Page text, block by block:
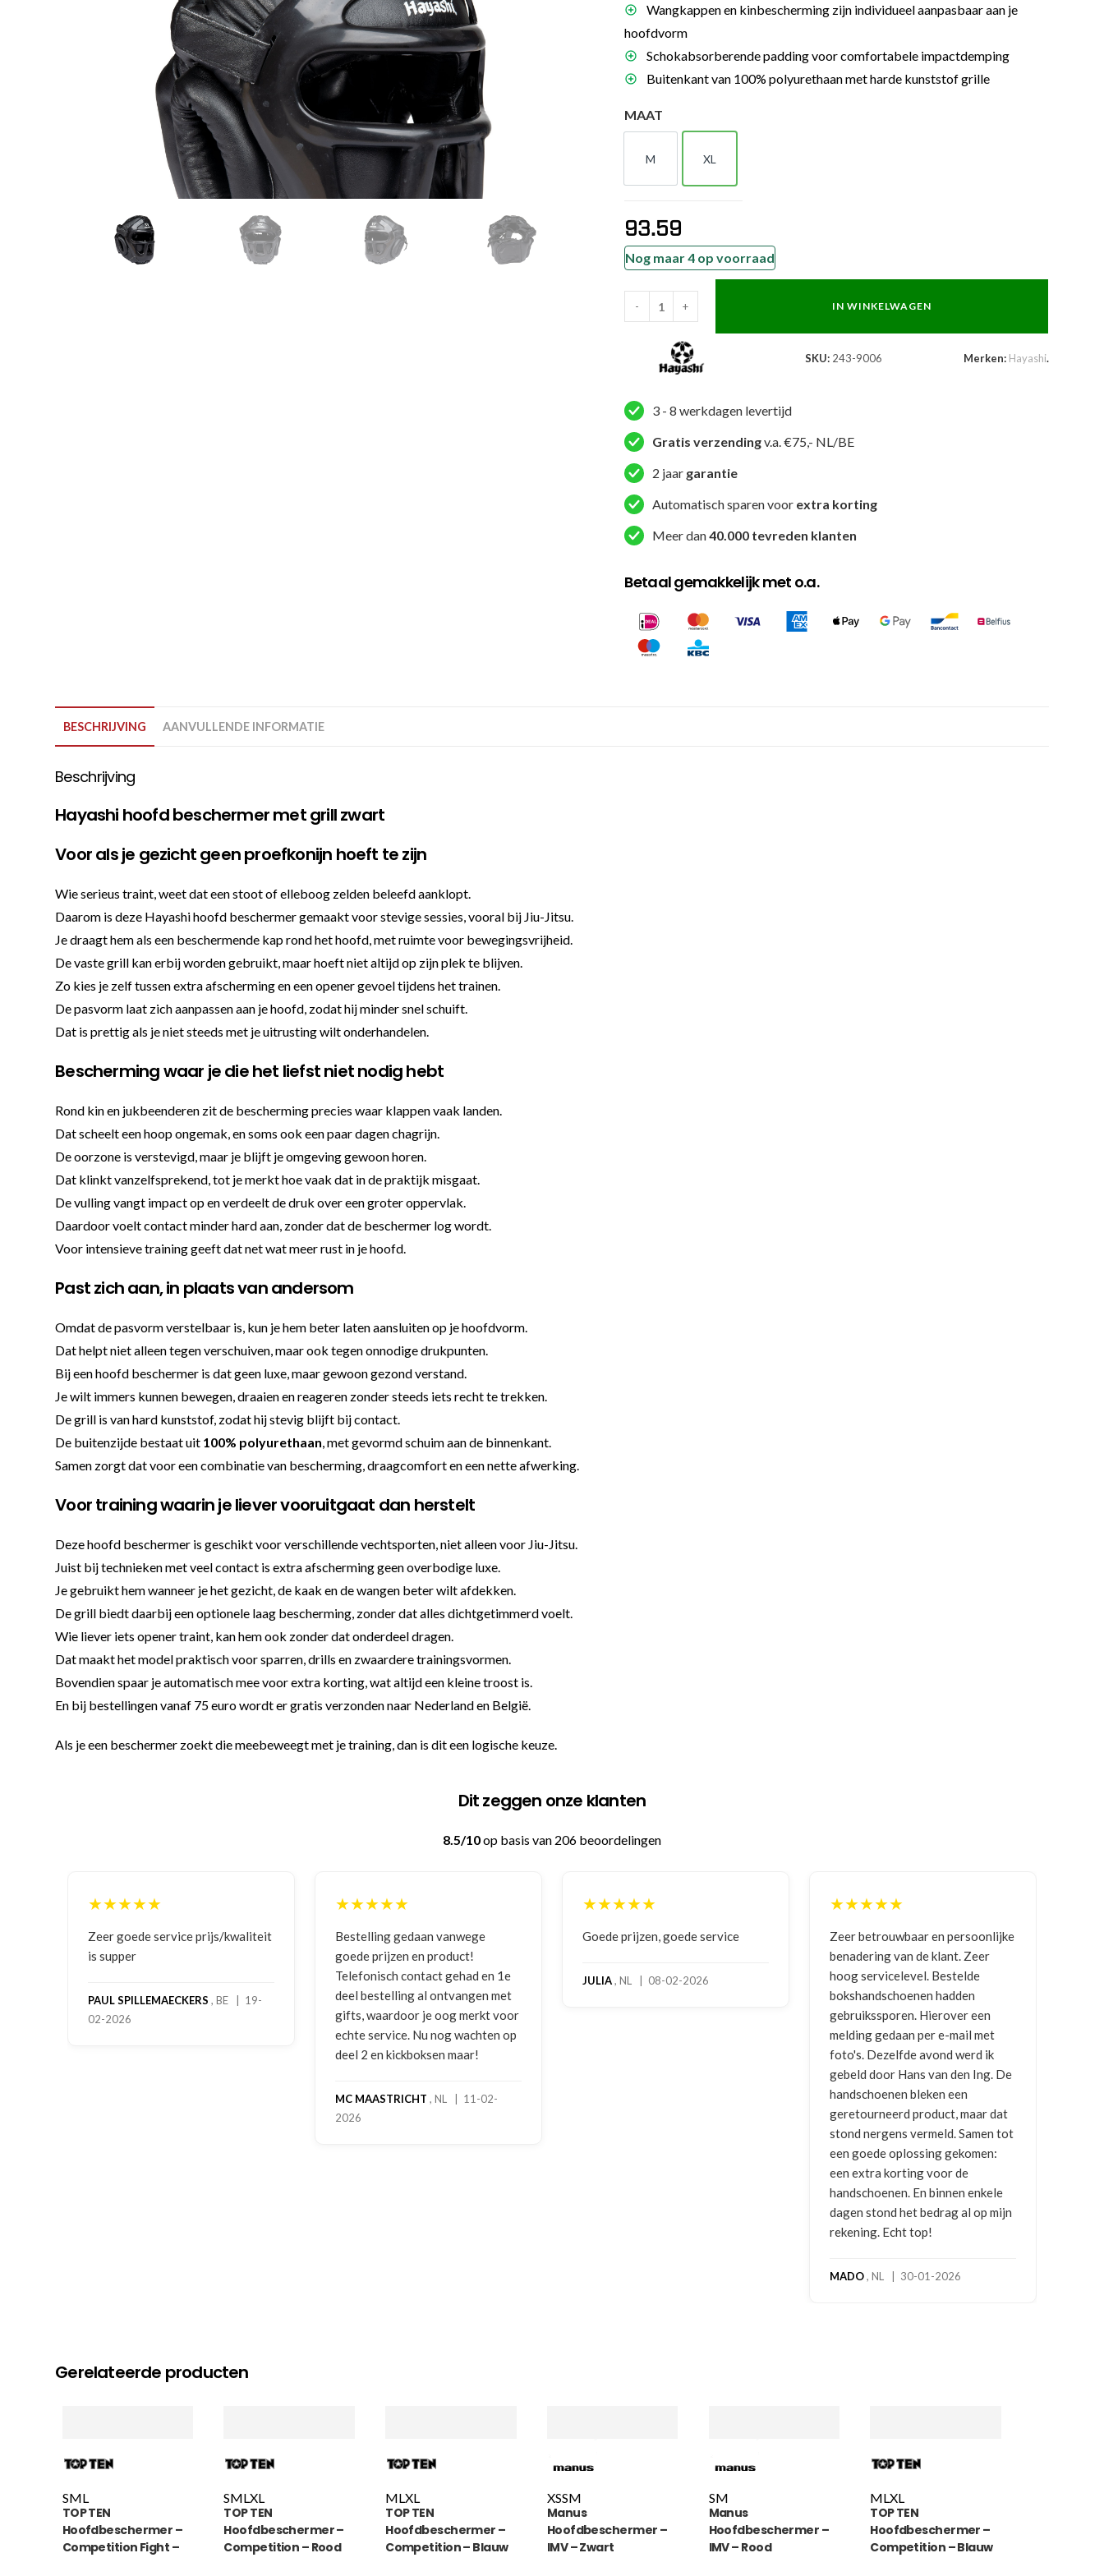
Brazilian Jiu jitsu
Voor dames
Zakhandschoenen
Trainingsartikelen
Bokszak
Bevestigingsmateriaal
bokszak
Bokspoppen
Stoot- en trapkussens
Wangkappen en kinbescherming zijn individueel aanpasbaar aan je
hoofdvorm
Schokabsorberende padding voor comfortabele impactdemping
Buitenkant van 100% polyurethaan met harde kunststof grille
MAAT
M
M
XL
XL
93.59
Nog maar 4 op voorraad
Hayashi
Hoofdbeschermer
Headguard
-
Zwart
- + IN WINKELWAGEN
SKU: 243-9006 Merken: Hayashi.
3 - 8 werkdagen levertijd
Gratis verzendingv.a. €75,- NL/BE
2 jaar garantie
Automatisch sparen voor extra korting
Meer dan40.000 tevreden klanten
Betaal gemakkelijk met o.a.
BESCHRIJVING AANVULLENDE INFORMATIE
Beschrijving
Hayashi hoofd beschermer met grill zwart
Voor als je gezicht geen proefkonijn hoeft te zijn
Wie serieus traint, weet dat een stoot of elleboog zelden beleefd aanklopt.
Daarom is deze Hayashi hoofd beschermer gemaakt voor stevige sessies, vooral bij Jiu-Jitsu.
Je draagt hem als een beschermende kap rond het hoofd, met ruimte voor bewegingsvrijheid.
De vaste grill kan erbij worden gebruikt, maar hoeft niet altijd op zijn plek te blijven.
Zo kies je zelf tussen extra afscherming en een opener gevoel tijdens het trainen.
De pasvorm laat zich aanpassen aan je hoofd, zodat hij minder snel schuift.
Dat is prettig als je niet steeds met je uitrusting wilt onderhandelen.
Bescherming waar je die het liefst niet nodig hebt
Rond kin en jukbeenderen zit de bescherming precies waar klappen vaak landen.
Dat scheelt een hoop ongemak, en soms ook een paar dagen chagrijn.
De oorzone is verstevigd, maar je blijft je omgeving gewoon horen.
Dat klinkt vanzelfsprekend, tot je merkt hoe vaak dat in de praktijk misgaat.
De vulling vangt impact op en verdeelt de druk over een groter oppervlak.
Daardoor voelt contact minder hard aan, zonder dat de beschermer log wordt.
Voor intensieve training geeft dat net wat meer rust in je hoofd.
Past zich aan, in plaats van andersom
Omdat de pasvorm verstelbaar is, kun je hem beter laten aansluiten op je hoofdvorm.
Dat helpt niet alleen tegen verschuiven, maar ook tegen onnodige drukpunten.
Bij een hoofd beschermer is dat geen luxe, maar gewoon gezond verstand.
Je wilt immers kunnen bewegen, draaien en reageren zonder steeds iets recht te trekken.
De grill is van hard kunststof, zodat hij stevig blijft bij contact.
De buitenzijde bestaat uit 100% polyurethaan, met gevormd schuim aan de binnenkant.
Samen zorgt dat voor een combinatie van bescherming, draagcomfort en een nette afwerking.
Voor training waarin je liever vooruitgaat dan herstelt
Deze hoofd beschermer is geschikt voor verschillende vechtsporten, niet alleen voor Jiu-Jitsu.
Juist bij technieken met veel contact is extra afscherming geen overbodige luxe.
Je gebruikt hem wanneer je het gezicht, de kaak en de wangen beter wilt afdekken.
De grill biedt daarbij een optionele laag bescherming, zonder dat alles dichtgetimmerd voelt.
Wie liever iets opener traint, kan hem ook zonder dat onderdeel dragen.
Dat maakt het model praktisch voor sparren, drills en zwaardere trainingsvormen.
Bovendien spaar je automatisch mee voor extra korting, wat altijd een kleine troost is.
En bij bestellingen vanaf 75 euro wordt er gratis verzonden naar Nederland en België.
Als je een beschermer zoekt die meebeweegt met je training, dan is dit een logische keuze.
Dit zeggen onze klanten
8.5/10op basis van 206 beoordelingen
★★★★★
Zeer goede service prijs/kwaliteit
PAUL SPILLEMAECKERS, BE | 19-
★★★★★
Bestelling gedaan vanwege
goede prijzen en product!
Telefonisch contact gehad en 1e
deel bestelling al ontvangen met
gifts, waardoor je oog merkt voor
echte service. Nu nog wachten op
deel 2 en kickboksen maar!
MC MAASTRICHT, NL | 11-02-
★★★★★
Goede prijzen, goede service
, NL | 08-02-2026
★★★★★
Zeer betrouwbaar en persoonlijke
benadering van de klant. Zeer
hoog servicelevel. Bestelde
bokshandschoenen hadden
gebruikssporen. Hierover een
melding gedaan per e-mail met
foto's. Dezelfde avond werd ik
gebeld door Hans van den Ing. De
handschoenen bleken een
geretourneerd product, maar dat
stond nergens vermeld. Samen tot
een goede oplossing gekomen:
een extra korting voor de
handschoenen. En binnen enkele
dagen stond het bedrag al op mijn
rekening. Echt top!
, NL | 30-01-2026
Gerelateerde producten
SML
TOP TEN
Hoofdbeschermer –
Competition Fight –
SMLXL
TOP TEN
Hoofdbeschermer –
Competition – Rood
MLXL
TOP TEN
Hoofdbeschermer –
Competition – Blauw
XSSM
Manus
Hoofdbeschermer –
IMV – Zwart
SM
Manus
Hoofdbeschermer –
IMV – Rood
MLXL
TOP TEN
Hoofdbeschermer –
Competition – Blauw